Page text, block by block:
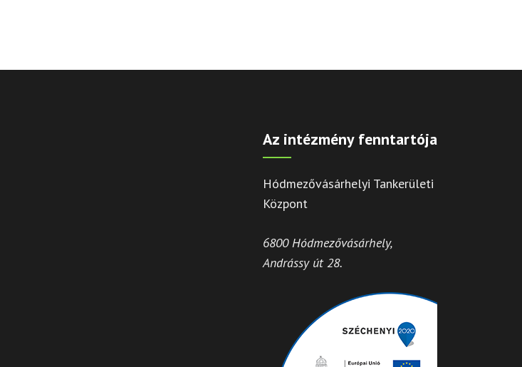
Az intézmény fenntartója
Hódmezővásárhelyi Tankerületi
Központ
6800 Hódmezővásárhely,
Andrássy út 28.